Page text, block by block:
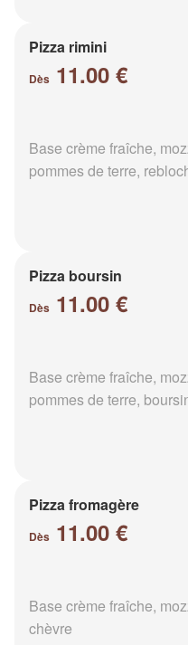
Pizza rimini
Dès 11.00 €
Base crème fraîche,
pommes de terre,
Pizza boursin
Dès 11.00 €
Base crème fraîche,
pommes de terre,
Pizza fromagère
Dès 11.00 €
Base crème fraîche,
chèvre